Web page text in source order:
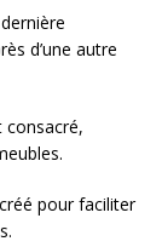
d’une autre
consacré,
pour faciliter